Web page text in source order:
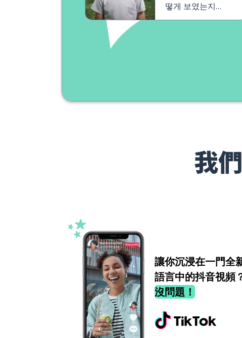
떻게 보였는지
기억해요？
我
讓你沉浸在一門全
語言中的抖音視頻
沒問題！